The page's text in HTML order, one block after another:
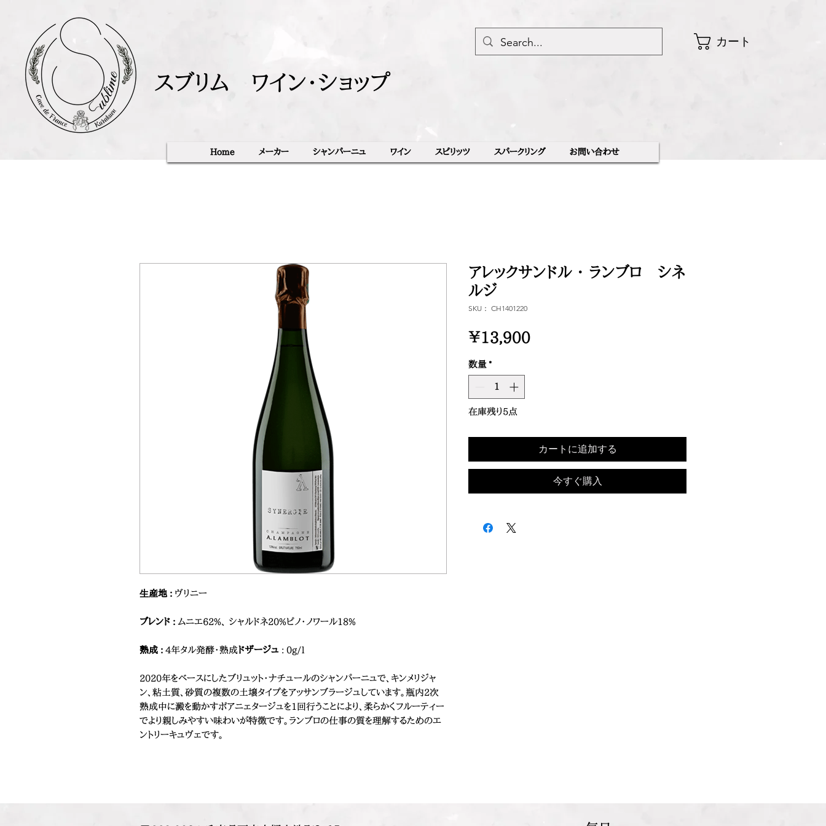
スブリム ワイン・ショップ
カート
Home メーカー シャンパーニュ ワイン スピリッツ スパークリング ​お問い合わせ
⽣産地 : ヴリニー
ブレンド : ムニエ62%、 シャルドネ20%ピノ・ノワール18%
熟成 : 4年タル発酵・熟成 ドザージュ : 0g/l
2020年をベースにしたブリュット・ナチュールのシャンパーニュで、キンメリジャ
ン、粘土質、砂質の複数の土壌タイプをアッサンブラージュしています。瓶内2次
熟成中に澱を動かすポアニェタージュを1回行うことにより、柔らかくフルーティー
でより親しみやすい味わいが特徴です。ランブロの仕事の質を理解するためのエ
ントリーキュヴェです。
アレックサンドル ・ ランブロ シネ
ルジ
SKU： CH1401220
￥13,900価
数量 *
在庫残り5点
カートに追加する
今すぐ購入